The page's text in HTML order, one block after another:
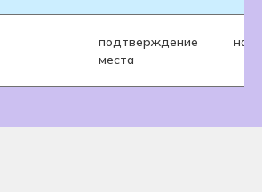
подтверждение
места